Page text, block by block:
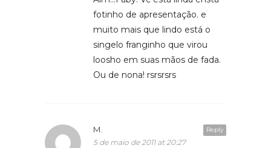
fotinho de apresentação. e
muito mais que lindo está o
singelo franginho que virou
loosho em suas mãos de fada.
Ou de nona! rsrsrsrs
Reply
M.
5 de maio de 2011 at 20:27